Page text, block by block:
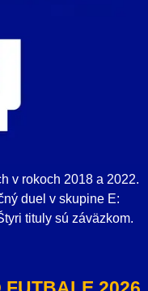
v rokoch 2018 a 2022.
duel v skupine E:
tituly sú záväzkom.